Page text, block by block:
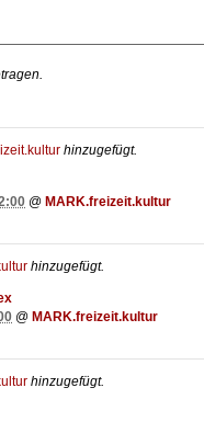
hinzugefügt.
@ MARK.freizeit.kultur
hinzugefügt.
@ MARK.freizeit.kultur
hinzugefügt.